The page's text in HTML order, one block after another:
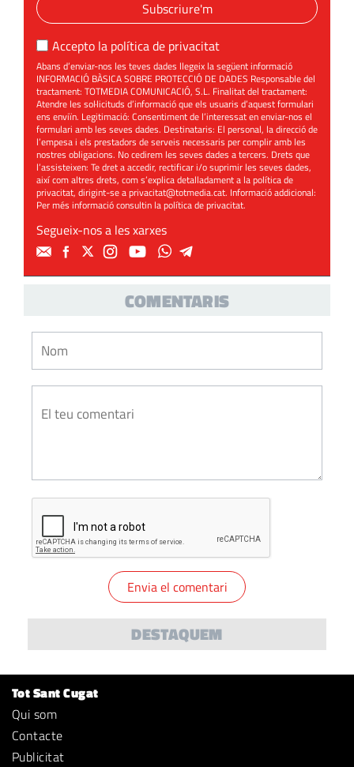
Subscriure'm
Accepto la política de privacitat
Abans d’enviar-nos les teves dades llegeix la següent informació
INFORMACIÓ BÀSICA SOBRE PROTECCIÓ DE DADES Responsable del
tractament: TOTMEDIA COMUNICACIÓ, S.L. Finalitat del tractament:
Atendre les sol·licituds d’informació que els usuaris d’aquest formulari
ens enviïn. Legitimació: Consentiment de l’interessat en enviar-nos el
formulari amb les seves dades. Destinataris: El personal, la direcció de
l’empesa i els prestadors de serveis necessaris per complir amb les
nostres obligacions. No cedirem les seves dades a tercers. Drets que
l’assisteixen: Te dret a accedir, rectificar i/o suprimir les seves dades,
així com altres drets, com s’explica detalladament a la política de
privacitat, dirigint-se aprivacitat@totmedia.cat. Informació addicional:
Per més informació consultin lapolítica de privacitat.
Segueix-nos a les xarxes
COMENTARIS
DESTAQUEM
Tot Sant Cugat
Qui som
Contacte
Publicitat